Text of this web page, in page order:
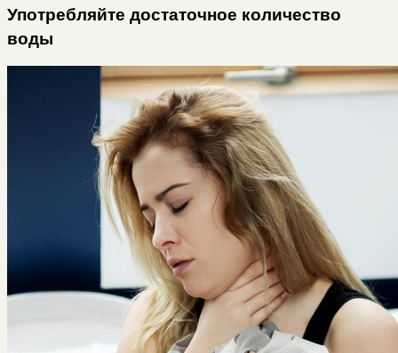
Употребляйте достаточное количество
воды